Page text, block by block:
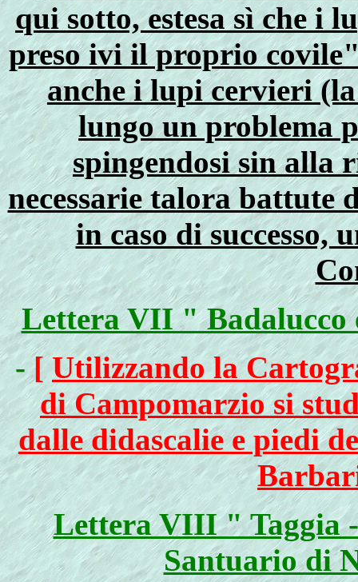
qui sotto, estesa sì che i
preso ivi il proprio
anche i lupi cervieri
lungo un problema
spingendosi sin alla
necessarie talora battute
in caso di successo,
Lettera VII " Badalucco
-[Utilizzando la
di Campomarzio si
dalle didascalie e piedi
Lettera VIII " Taggia -
Santuario di